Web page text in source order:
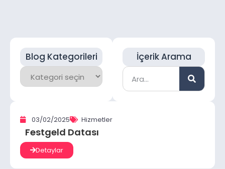
Blog Kategorileri İçerik Arama
03/02/2025 Hizmetler
Festgeld Datası
Detaylar